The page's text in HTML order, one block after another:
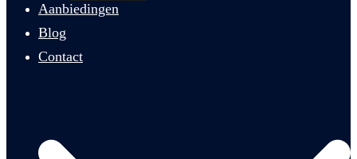
Aanbiedingen
Blog
Contact